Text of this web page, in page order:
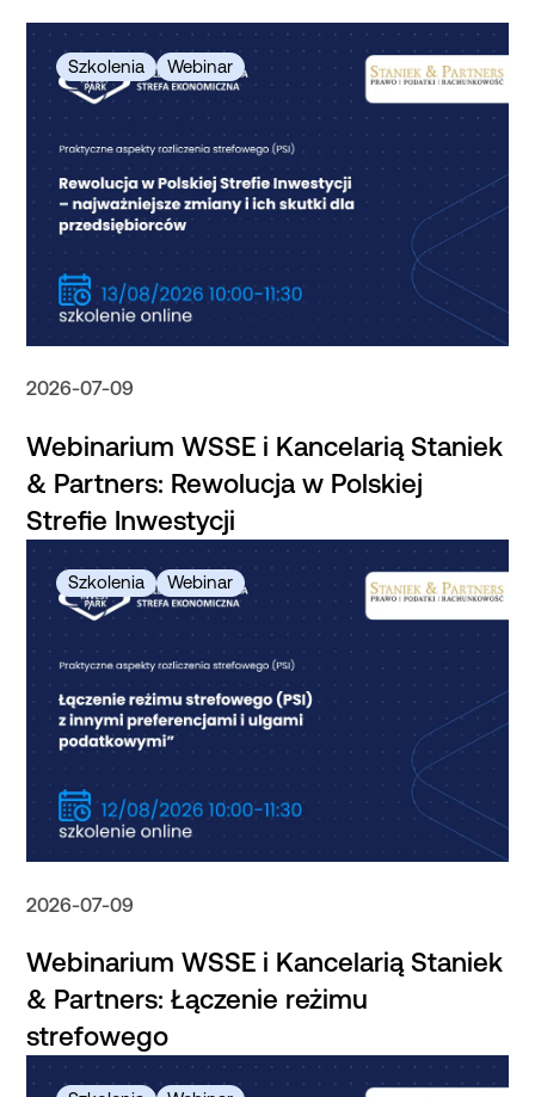
2026-07-09
Webinarium WSSE i Kancelarią Staniek
& Partners: Rewolucja w Polskiej
Strefie Inwestycji
2026-07-09
Webinarium WSSE i Kancelarią Staniek
& Partners: Łączenie reżimu
strefowego